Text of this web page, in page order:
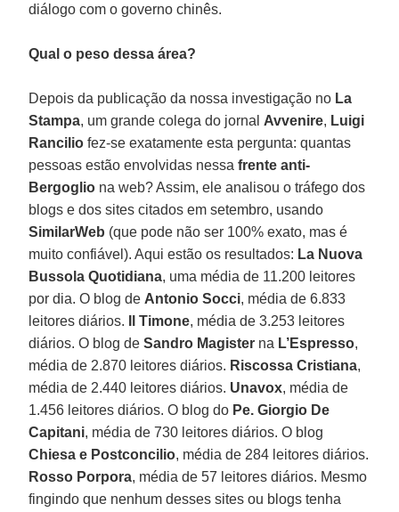
diálogo com o governo chinês.
Qual o peso dessa área?
Depois da publicação da nossa investigação no La
Stampa, um grande colega do jornal Avvenire, Luigi
Rancilio fez-se exatamente esta pergunta: quantas
pessoas estão envolvidas nessafrente anti-
Bergoglio na web? Assim, ele analisou o tráfego dos
blogs e dos sites citados em setembro, usando
SimilarWeb (que pode não ser 100% exato, mas é
muito confiável). Aqui estão os resultados: La Nuova
Bussola Quotidiana, uma média de 11.200 leitores
por dia. O blog de Antonio Socci, média de 6.833
leitores diários.
Il Timone, média de 3.253 leitores
diários. O blog deSandro Magister na L’Espresso,
média de 2.870 leitores diários. Riscossa Cristiana,
média de 2.440 leitores diários. Unavox, média de
1.456 leitores diários. O blog do Pe. Giorgio De
Capitani, média de 730 leitores diários. O blog
Chiesa e Postconcilio, média de 284 leitores diários.
Rosso Porpora, média de 57 leitores diários. Mesmo
fingindo que nenhum desses sites ou blogs tenha